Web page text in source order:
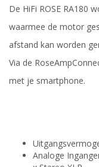
De HiFi ROSE RA180
waarmee de motor
afstand kan worden
Via de
met je smartphone.
Analoge